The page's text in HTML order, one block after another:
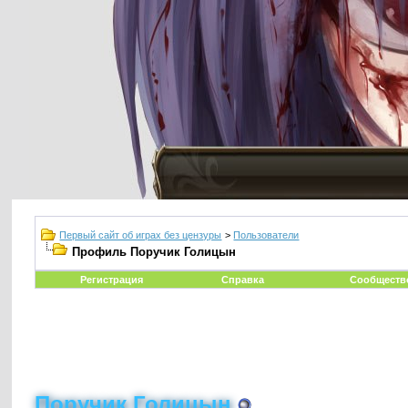
Первый сайт об играх без цензуры > Пользователи
Профиль Поручик Голицын
Регистрация Справка